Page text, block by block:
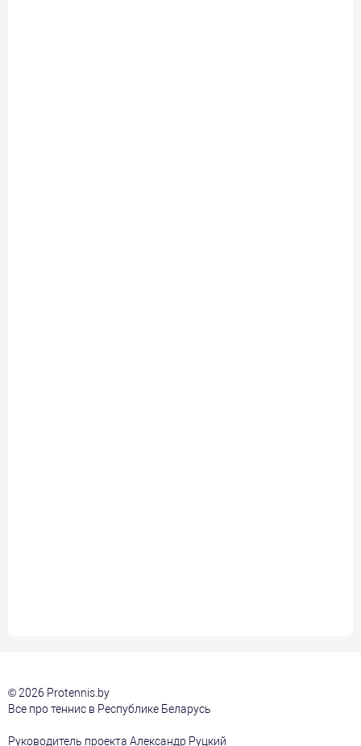
© 2026 Protennis.by
Все про теннис в Республике Беларусь
Руководитель проекта Александр Руцкий